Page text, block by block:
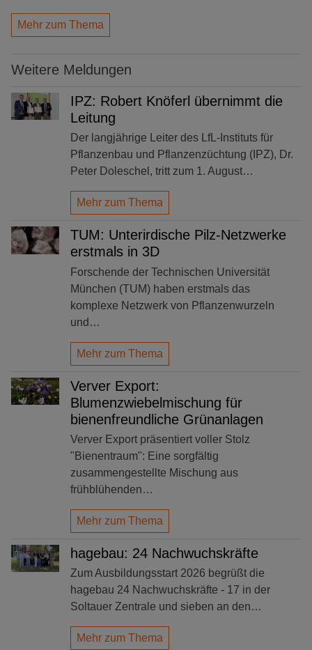
Mehr zum Thema
Weitere Meldungen
IPZ: Robert Knöferl übernimmt die
Leitung
Der langjährige Leiter des LfL-Instituts für
Pflanzenbau und Pflanzenzüchtung (IPZ), Dr.
Peter Doleschel, tritt zum 1. August…
Mehr zum Thema
TUM: Unterirdische Pilz-Netzwerke
erstmals in 3D
Forschende der Technischen Universität
München (TUM) haben erstmals das
komplexe Netzwerk von Pflanzenwurzeln
und…
Mehr zum Thema
Verver Export:
Blumenzwiebelmischung für
bienenfreundliche Grünanlagen
Verver Export präsentiert voller Stolz
"Bienentraum": Eine sorgfältig
zusammengestellte Mischung aus
frühblühenden…
Mehr zum Thema
hagebau: 24 Nachwuchskräfte
Zum Ausbildungsstart 2026 begrüßt die
hagebau 24 Nachwuchskräfte - 17 in der
Soltauer Zentrale und sieben an den…
Mehr zum Thema